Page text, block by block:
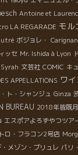
Antoine et
LA REGARADE モル
ボジョレ・
ッセ Mr. Ishida à Lyon
文芸社 COMIC キ
APPELLATIONS ワ
ト・シャンジュ Ginza
BUREAU 2018年皆既
エスポアよろずやつツア
ロ・フラコン2号店
メゾン・ブリュレ パリ